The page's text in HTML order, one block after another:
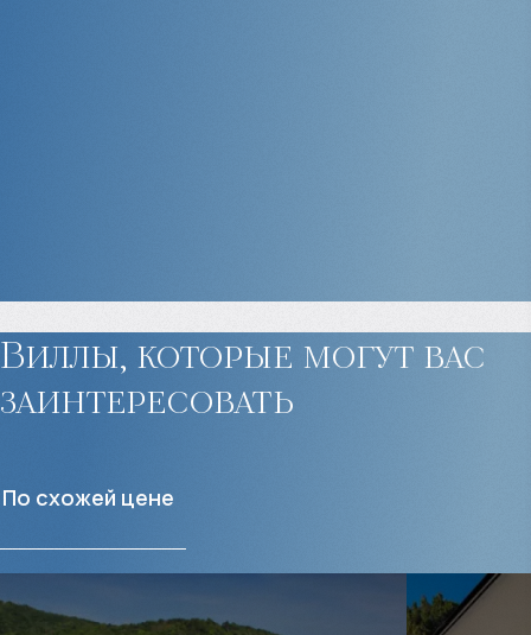
Виллы, которые могут вас
заинтересовать
По схожей цене